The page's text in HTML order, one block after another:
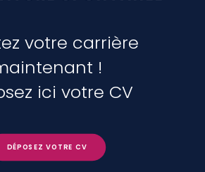
votre carrière
!
ici votre CV
DÉPOSEZ VOTRE CV